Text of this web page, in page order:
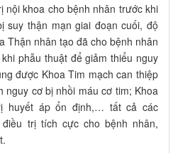
nội khoa cho bệnh nhân trước khi
suy thận mạn giai đoạn cuối, độ
Thận nhân tạo đã cho bệnh nhân
phẫu thuật để giảm thiểu nguy
được Khoa Tim mạch can thiệp
nguy cơ bị nhồi máu cơ tim; Khoa
huyết áp ổn định,… tất cả các
trị tích cực cho bệnh nhân,